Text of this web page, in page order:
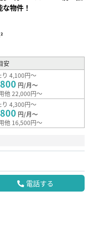
物件！
安
り 4,100円～
円/月～
他 22,000円～
り 4,300円～
円/月～
他 16,500円～
電話する